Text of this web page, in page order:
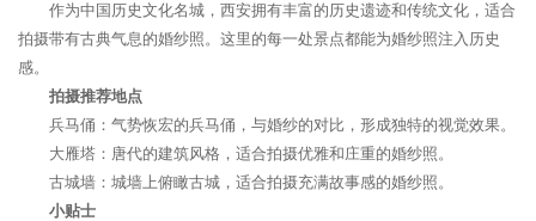
作为中国历史文化名城，西安拥有丰富的历史遗迹和传统文化，适合
拍摄带有古典气息的婚纱照。这里的每一处景点都能为婚纱照注入历史
感。
拍摄推荐地点
兵马俑：气势恢宏的兵马俑，与婚纱的对比，形成独特的视觉效果。
大雁塔：唐代的建筑风格，适合拍摄优雅和庄重的婚纱照。
古城墙：城墙上俯瞰古城，适合拍摄充满故事感的婚纱照。
小贴士